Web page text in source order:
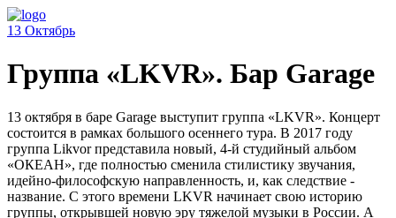
13 Октябрь
Группа «LKVR». Бар Garage
13 октября в баре Garage выступит группа «LKVR». Концерт
состоится в рамках большого осеннего тура. В 2017 году
группа Likvor представила новый, 4-й студийный альбом
«ОКЕАН», где полностью сменила стилистику звучания,
идейно-философскую направленность, и, как следствие -
название. С этого времени LKVR начинает свою историю
группы, открывшей новую эру тяжелой музыки в России. А